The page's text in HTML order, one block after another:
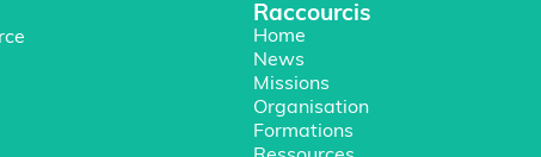
Raccourcis
Home
News
Missions
Organisation
Formations